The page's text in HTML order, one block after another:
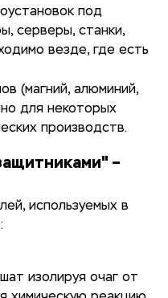
под
серверы, станки,
везде, где есть
(магний, алюминий,
для некоторых
производств.
–
используемых в
изолируя очаг от